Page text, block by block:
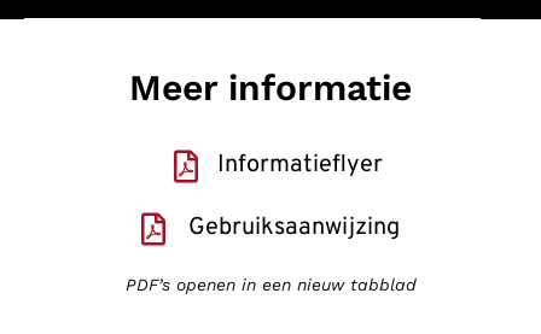
Meer informatie
Informatieflyer
Gebruiksaanwijzing
PDF’s openen in een nieuw tabblad